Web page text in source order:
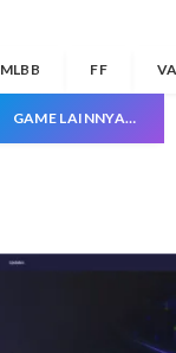
MLBB FF
GAME LAINNYA…